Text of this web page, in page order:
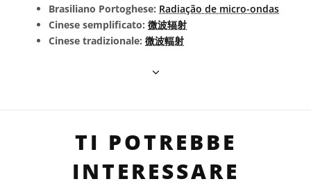
Brasiliano Portoghese: Radiação de micro-ondas
Cinese semplificato: 微波辐射
Cinese tradizionale: 微波輻射
TI POTREBBE
INTERESSARE